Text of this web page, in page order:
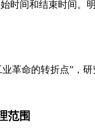
时间和结束时间。
革命的转折点”，
范围